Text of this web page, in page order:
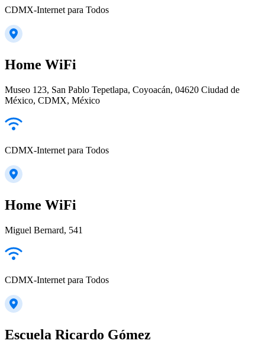
CDMX-Internet para Todos
Home WiFi
Museo 123, San Pablo Tepetlapa, Coyoacán, 04620 Ciudad de
México, CDMX, México
CDMX-Internet para Todos
Home WiFi
Miguel Bernard, 541
CDMX-Internet para Todos
Escuela Ricardo Gómez